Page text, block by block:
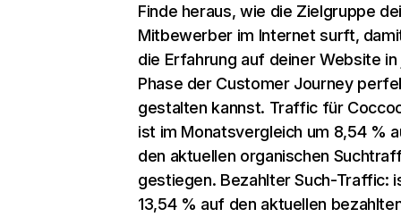
Finde heraus, wie die Zielgruppe
Mitbewerber im Internet surft,
die Erfahrung auf deiner Website
Phase der Customer Journey
gestalten kannst. Traffic für
ist im Monatsvergleich um 8,54 %
den aktuellen organischen
gestiegen. Bezahlter Such-Traffic:
13,54 % auf den aktuellen